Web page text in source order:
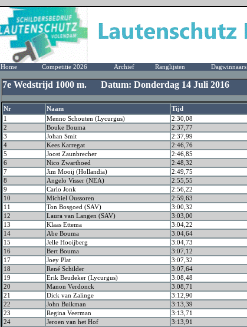
Home Competitie 2026 Archief Ranglijsten Dagwinnaars
7e Wedstrijd 1000 m. Datum: Donderdag 14 Juli 2016
Nr Naam Tijd
1
Menno Schouten (Lycurgus) 2:30,08
2
Bouke Bouma 2:37,77
3
Johan Smit 2:37,99
4
Kees Karregat 2:46,76
5
Joost Zaunbrecher 2:46,85
6
Nico Zwarthoed 2:48,32
7
Jim Mooij (Hollandia) 2:49,75
8
Angelo Visser (NEA) 2:55,55
9
Carlo Jonk 2:56,22
10
Michiel Oussoren 2:59,63
11
Ton Bosgoed (SAV) 3:00,32
12
Laura van Langen (SAV) 3:03,00
13
Klaas Ettema 3:04,22
14
Abe Bouma 3:04,64
15
Jelle Hooijberg 3:04,73
16
Bert Bouma 3:07,12
17
Joey Plat 3:07,32
18
René Schilder 3:07,64
19
Erik Beudeker (Lycurgus) 3:08,48
20
Manon Verdonck 3:08,71
21
Dick van Zalinge 3:12,90
22
John Buikman 3:13,39
23
Regina Veerman 3:13,71
24
Jeroen van het Hof 3:13,91